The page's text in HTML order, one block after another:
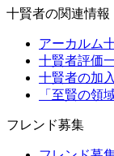
十賢者の関連情報
アーカルム
十賢者評価
十賢者の加
「至賢の領
フレンド募集